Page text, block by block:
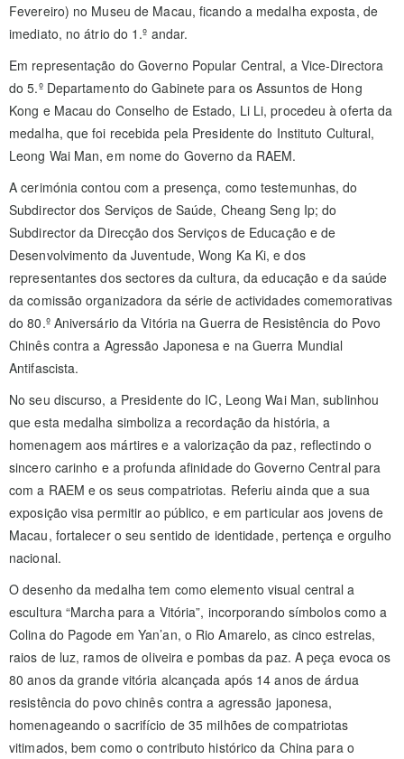
Fevereiro) no Museu de Macau, ficando a medalha exposta, de
imediato, no átrio do 1.º andar.
Em representação do Governo Popular Central, a Vice-Directora
do 5.º Departamento do Gabinete para os Assuntos de Hong
Kong e Macau do Conselho de Estado, Li Li, procedeu à oferta da
medalha, que foi recebida pela Presidente do Instituto Cultural,
Leong Wai Man, em nome do Governo da RAEM.
A cerimónia contou com a presença, como testemunhas, do
Subdirector dos Serviços de Saúde, Cheang Seng Ip; do
Subdirector da Direcção dos Serviços de Educação e de
Desenvolvimento da Juventude, Wong Ka Ki, e dos
representantes dos sectores da cultura, da educação e da saúde
da comissão organizadora da série de actividades comemorativas
do 80.º Aniversário da Vitória na Guerra de Resistência do Povo
Chinês contra a Agressão Japonesa e na Guerra Mundial
Antifascista.
No seu discurso, a Presidente do IC, Leong Wai Man, sublinhou
que esta medalha simboliza a recordação da história, a
homenagem aos mártires e a valorização da paz, reflectindo o
sincero carinho e a profunda afinidade do Governo Central para
com a RAEM e os seus compatriotas. Referiu ainda que a sua
exposição visa permitir ao público, e em particular aos jovens de
Macau, fortalecer o seu sentido de identidade, pertença e orgulho
nacional.
O desenho da medalha tem como elemento visual central a
escultura “Marcha para a Vitória”, incorporando símbolos como a
Colina do Pagode em Yan’an, o Rio Amarelo, as cinco estrelas,
raios de luz, ramos de oliveira e pombas da paz. A peça evoca os
80 anos da grande vitória alcançada após 14 anos de árdua
resistência do povo chinês contra a agressão japonesa,
homenageando o sacrifício de 35 milhões de compatriotas
vitimados, bem como o contributo histórico da China para o